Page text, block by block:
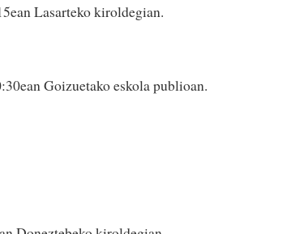
Lasarteko kiroldegian.
Goizuetako eskola publioan.